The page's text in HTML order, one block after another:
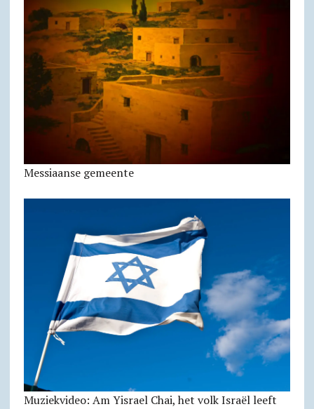
Messiaanse gemeente
Muziekvideo: Am Yisrael Chai, het volk Israël leeft